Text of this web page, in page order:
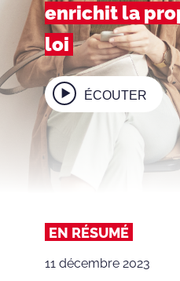
enrichit la
loi
ÉCOUTER
EN RÉSUMÉ
11 décembre 2023